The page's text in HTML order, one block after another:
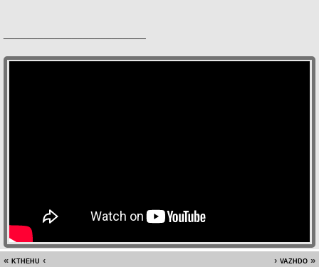
kthehu vazhdo